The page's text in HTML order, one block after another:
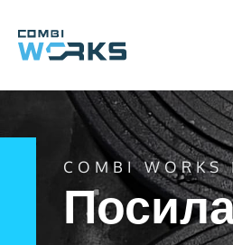
вмісту
COMBI